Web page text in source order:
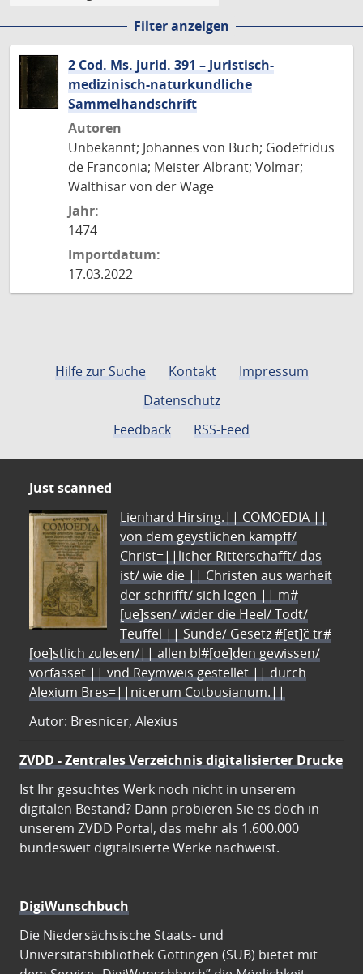
Filter anzeigen
2 Cod. Ms. jurid. 391 – Juristisch-
medizinisch-naturkundliche
Sammelhandschrift
Autoren
Unbekannt; Johannes von Buch; Godefridus
de Franconia; Meister Albrant; Volmar;
Walthisar von der Wage
Jahr:
1474
Importdatum:
17.03.2022
Hilfe zur Suche Kontakt
Impressum
Datenschutz
Feedback
RSS-Feed
Just scanned
Lienhard Hirsing.|| COMOEDIA ||
von dem geystlichen kampff/
Christ=||licher Ritterschafft/ das
ist/ wie die || Christen aus warheit
der schrifft/ sich legen || m#
[ue]ssen/ wider die Heel/ Todt/
Teuffel || Sünde/ Gesetz #[et]c̃ tr#
[oe]stlich zulesen/|| allen bl#[oe]den gewissen/
vorfasset || vnd Reymweis gestellet || durch
Alexium Bres=||nicerum Cotbusianum.||
Autor: Bresnicer, Alexius
ZVDD - Zentrales Verzeichnis digitalisierter Drucke
Ist Ihr gesuchtes Werk noch nicht in unserem
digitalen Bestand? Dann probieren Sie es doch in
unserem ZVDD Portal, das mehr als 1.600.000
bundesweit digitalisierte Werke nachweist.
DigiWunschbuch
Die Niedersächsische Staats- und
Universitätsbibliothek Göttingen (SUB) bietet mit